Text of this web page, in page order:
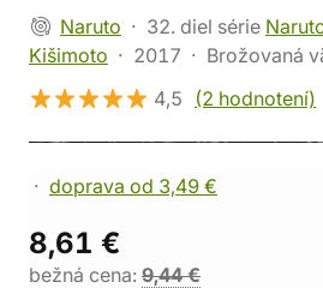
Naruto 32. diel série
Kišimoto
2017 Brožovaná
4,5
(2 hodnotení)
doprava od 3,49 €
8,61 €
bežná cena: 9,44 €